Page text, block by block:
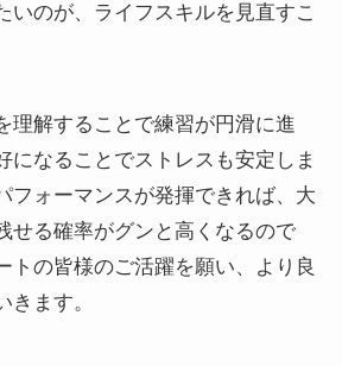
いのが、ライフスキルを見直すこ
理解することで練習が円滑に進
になることでストレスも安定しま
フォーマンスが発揮できれば、大
せる確率がグンと高くなるので
トの皆様のご活躍を願い、より良
きます。